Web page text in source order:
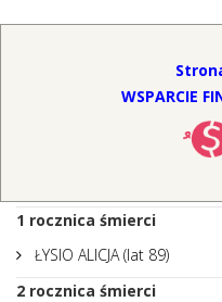
1 rocznica śmierci
ŁYSIO ALICJA (lat 89)
2 rocznica śmierci
WSPARCIE